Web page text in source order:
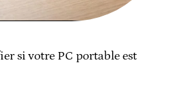
si votre PC portable est